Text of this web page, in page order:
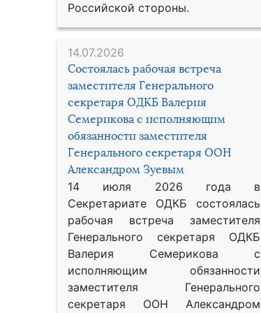
Российской стороны.
14.07.2026
Состоялась рабочая встреча
заместителя Генерального
секретаря ОДКБ Валерия
Семерикова с исполняющим
обязанности заместителя
Генерального секретаря ООН
Александром Зуевым
14 июля 2026 года в
Секретариате ОДКБ состоялась
рабочая встреча заместителя
Генерального секретаря ОДКБ
Валерия Семерикова с
исполняющим обязанности
заместителя Генерального
секретаря ООН Александром